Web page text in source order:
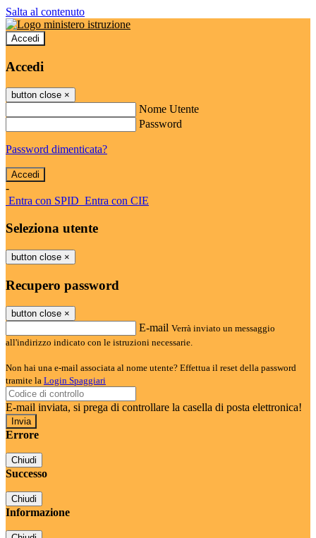
Salta al contenuto
Accedi
Accedi
button close ×
Nome Utente
Password
Password dimenticata?
-
Entra con SPID Entra con CIE
Seleziona utente
button close ×
Recupero password
button close ×
E-mail Verrà inviato un messaggio
all'indirizzo indicato con le istruzioni necessarie.
Non hai una e-mail associata al nome utente? Effettua il reset della password
tramite la Login Spaggiari
E-mail inviata, si prega di controllare la casella di posta elettronica!
Errore
Chiudi
Successo
Chiudi
Informazione